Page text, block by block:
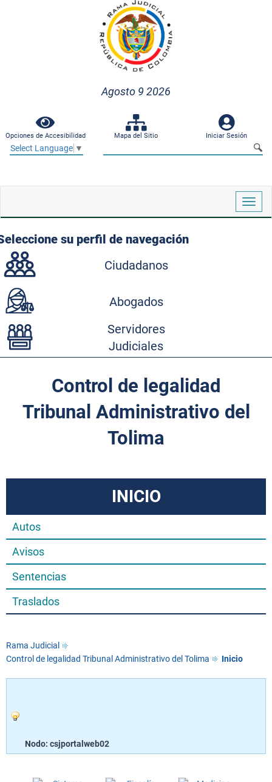
Agosto 9 2026
Opciones de Accesibilidad Mapa del Sitio Iniciar Sesión
Select Language ▼
su perfil de navegación
Ciudadanos
Abogados
Servidores
Judiciales
Control de legalidad
Tribunal Administrativo del
Tolima
INICIO
Autos
Avisos
Sentencias
Traslados
Rama Judicial
Control de legalidad Tribunal Administrativo del Tolima
Inicio
Nodo: csjportalweb02